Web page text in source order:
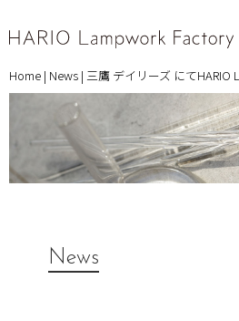
Home | News | 三鷹 デイリーズ にて
News